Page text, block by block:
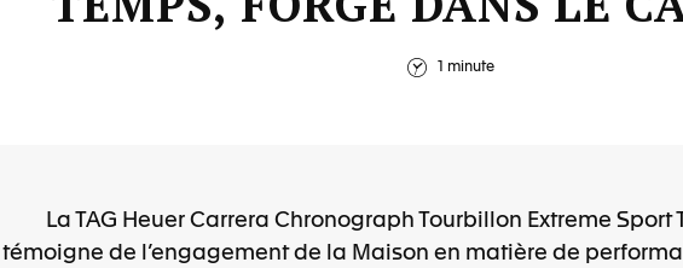
1 minute
La TAG Heuer Carrera Chronograph Tourbillon Extreme
témoigne de l’engagement de la Maison en matière de